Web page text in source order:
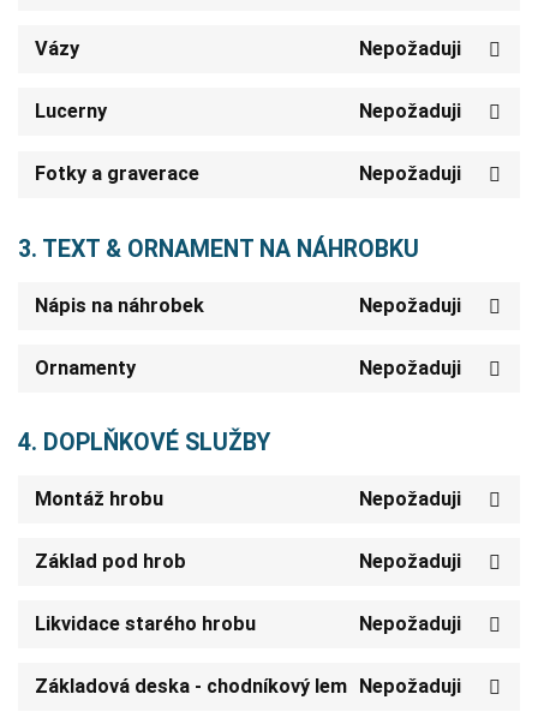
Vázy Nepožaduji
Lucerny Nepožaduji
Fotky a graverace Nepožaduji
3. TEXT & ORNAMENT NA NÁHROBKU
Nápis na náhrobek Nepožaduji
Ornamenty Nepožaduji
4. DOPLŇKOVÉ SLUŽBY
Montáž hrobu Nepožaduji
Základ pod hrob Nepožaduji
Likvidace starého hrobu Nepožaduji
Základová deska - chodníkový lem Nepožaduji